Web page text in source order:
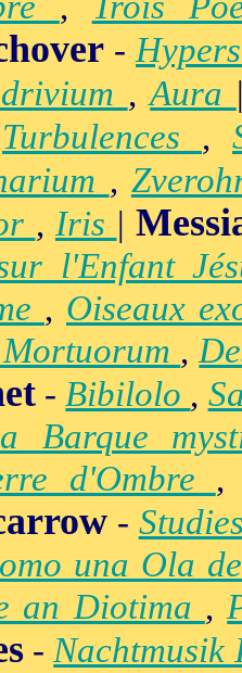
-
,Aura
Turbulences ,
,
, Iris |
l'Enfant
, Oiseaux
,
-Bibilolo ,
Barque
d'Ombre
-
una Ola
an Diotima ,
-